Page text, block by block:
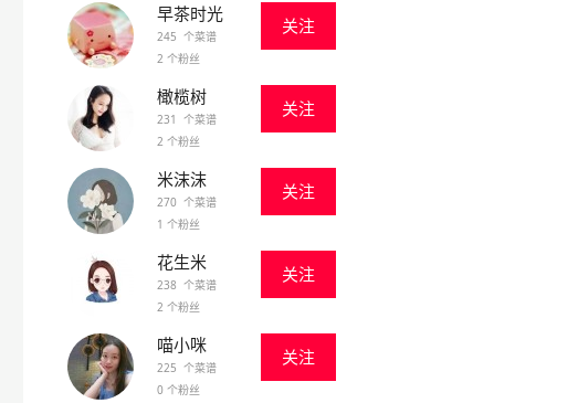
早茶时光
245 个菜谱
2 个粉丝
关注
橄榄树
231 个菜谱
2 个粉丝
关注
米沫沫
270 个菜谱
1 个粉丝
关注
花生米
238 个菜谱
2 个粉丝
关注
喵小咪
225 个菜谱
0 个粉丝
关注